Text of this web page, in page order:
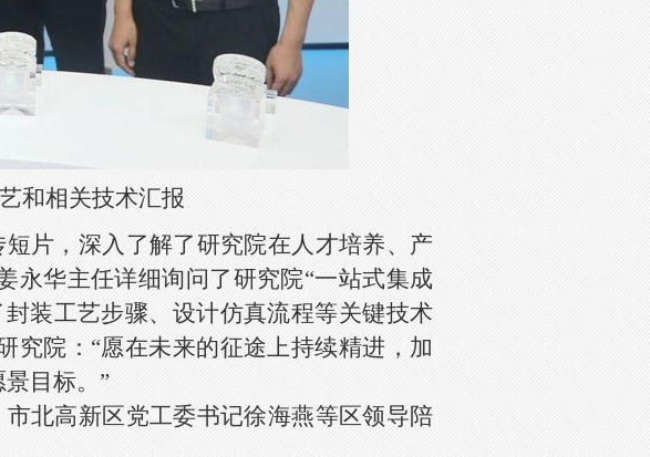
和相关技术汇报
片，深入了解了研究院在人才培养、产
永华主任详细询问了研究院“一站式集成
装工艺步骤、设计仿真流程等关键技术
究院：“愿在未来的征途上持续精进，加
目标。”
市北高新区党工委书记徐海燕等区领导陪